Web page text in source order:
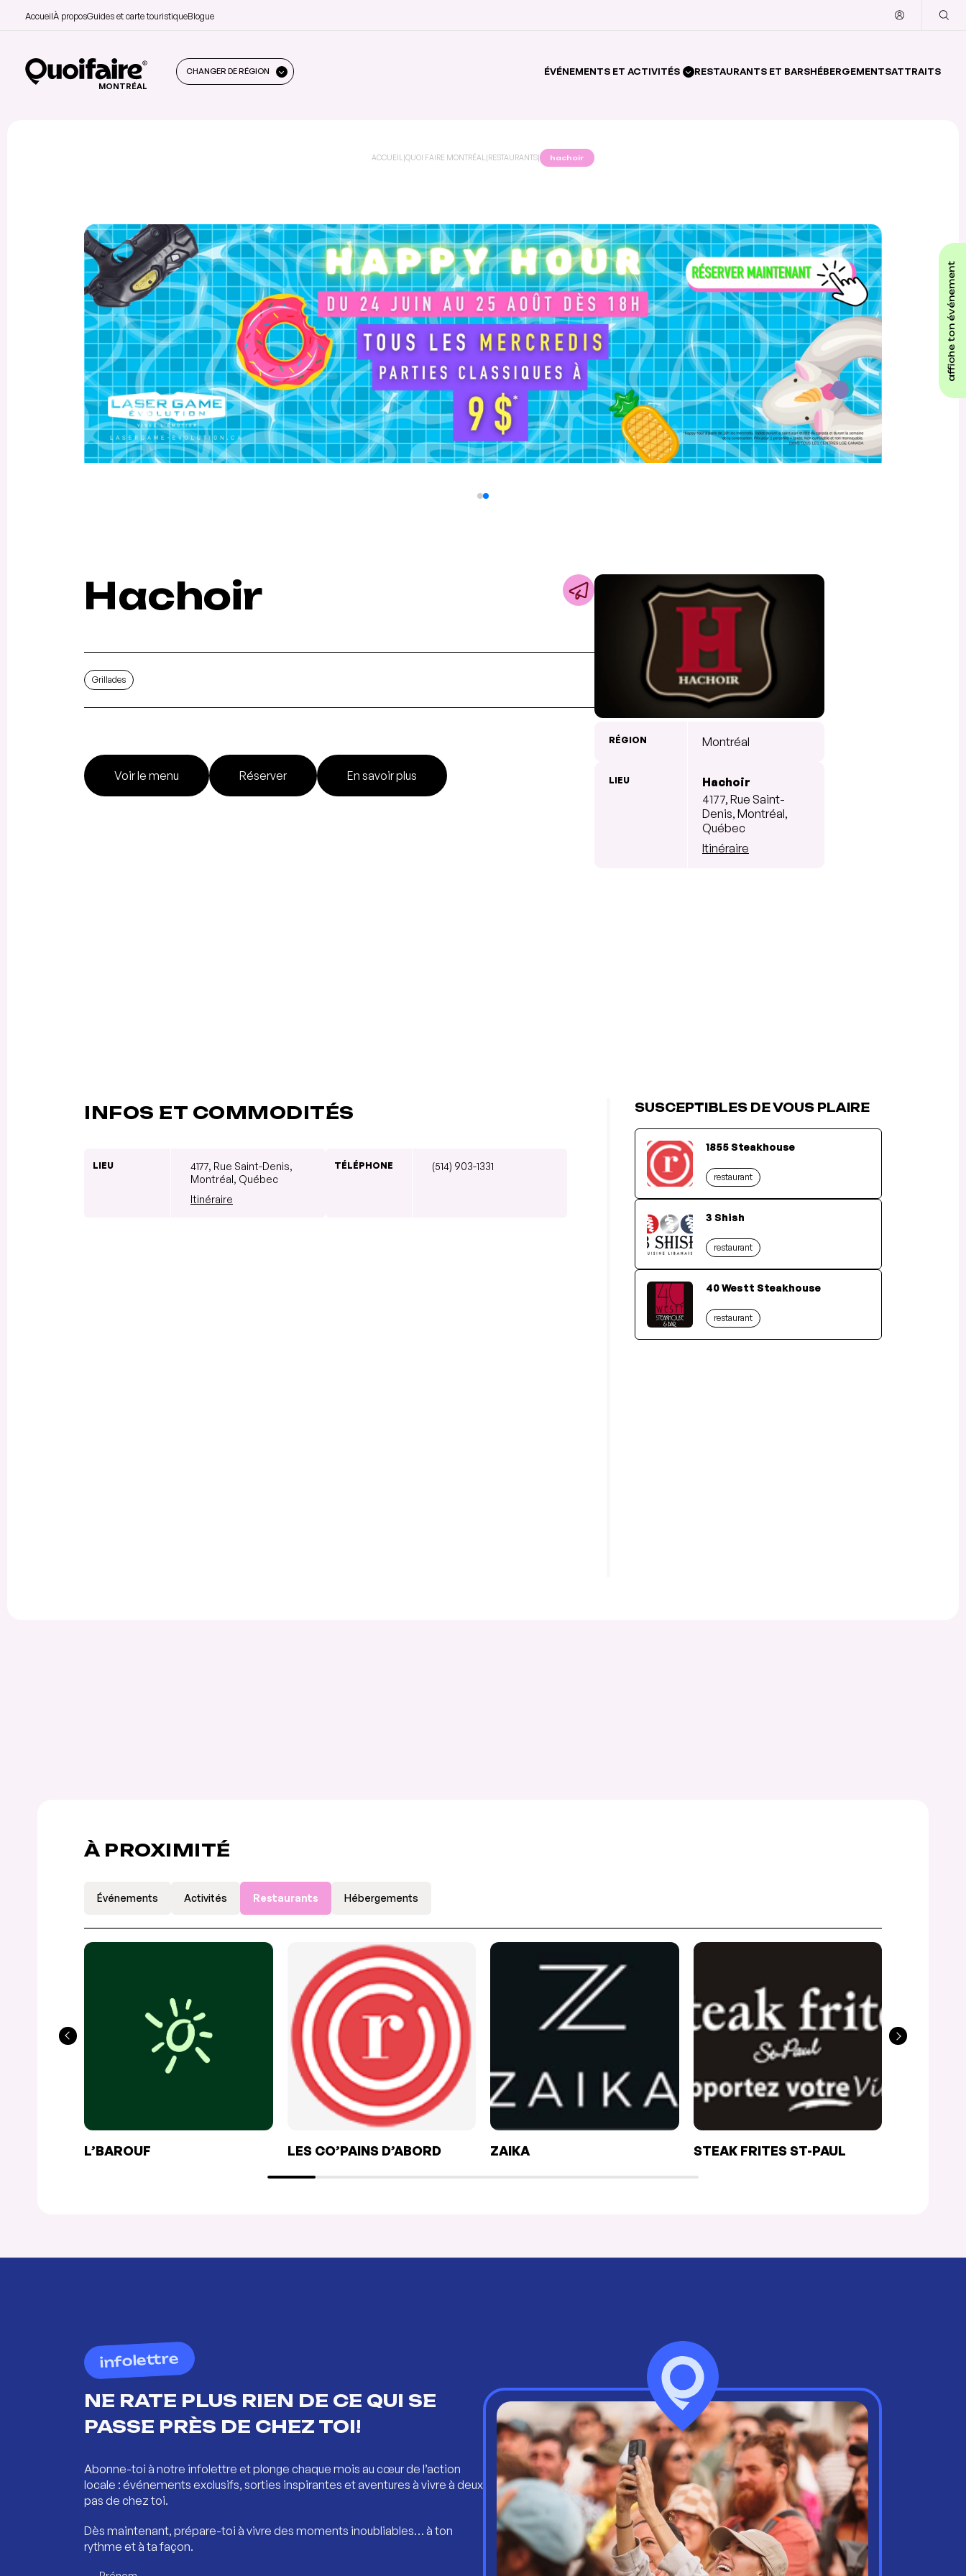
AccueilÀ proposGuides et carte touristiqueBlogue
MONTRÉAL
CHANGER DE RÉGION ÉVÉNEMENTS ET ACTIVITÉS RESTAURANTS ET BARSHÉBERGEMENTSATTRAITS
affiche ton événement
ACCUEIL |QUOI FAIRE MONTRÉAL |RESTAURANTS| hachoir
Hachoir
Grillades
Voir le menu Réserver En savoir plus
RÉGION Montréal
LIEU
Hachoir
4177, Rue Saint-
Denis, Montréal,
Québec
Itinéraire
INFOS ET COMMODITÉS
LIEU
4177, Rue Saint-Denis,
Montréal, Québec
Itinéraire
TÉLÉPHONE (514) 903-1331
SUSCEPTIBLES DE VOUS PLAIRE
1855 Steakhouse
restaurant
3 Shish
restaurant
40 Westt Steakhouse
restaurant
À PROXIMITÉ
Événements Activités Restaurants Hébergements
L’BAROUF LES CO’PAINS D’ABORD ZAIKA STEAK FRITES ST-PAUL
infolettre
NE RATE PLUS RIEN DE CE QUI SE
PASSE PRÈS DE CHEZ TOI!
Abonne-toi à notre infolettre et plonge chaque mois au cœur de l’action
locale : événements exclusifs, sorties inspirantes et aventures à vivre à deux
pas de chez toi.
Dès maintenant, prépare-toi à vivre des moments inoubliables… à ton
rythme et à ta façon.